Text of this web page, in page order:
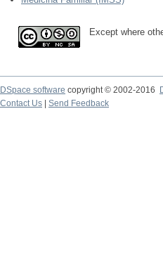
Except where
DSpace software copyright © 2002-2016
Contact Us
Send Feedback